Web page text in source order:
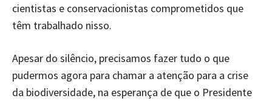
cientistas e conservacionistas comprometidos que
têm trabalhado nisso.
Apesar do silêncio, precisamos fazer tudo o que
pudermos agora para chamar a atenção para a crise
da biodiversidade, na esperança de que o Presidente